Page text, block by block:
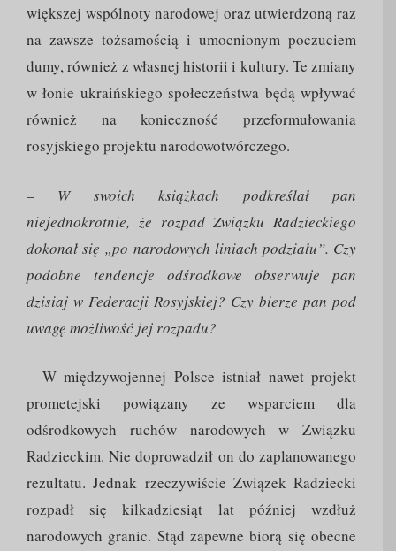
większej wspólnoty narodowej oraz utwierdzoną raz
na zawsze tożsamością i umocnionym poczuciem
dumy, również z własnej historii i kultury. Te zmiany
w łonie ukraińskiego społeczeństwa będą wpływać
również na konieczność przeformułowania
rosyjskiego projektu narodowotwórczego.
– W swoich książkach podkreślał pan
niejednokrotnie, że rozpad Związku Radzieckiego
dokonał się „po narodowych liniach podziału”. Czy
podobne tendencje odśrodkowe obserwuje pan
dzisiaj w Federacji Rosyjskiej? Czy bierze pan pod
uwagę możliwość jej rozpadu?
– W międzywojennej Polsce istniał nawet projekt
prometejski powiązany ze wsparciem dla
odśrodkowych ruchów narodowych w Związku
Radzieckim. Nie doprowadził on do zaplanowanego
rezultatu. Jednak rzeczywiście Związek Radziecki
rozpadł się kilkadziesiąt lat później wzdłuż
narodowych granic. Stąd zapewne biorą się obecne